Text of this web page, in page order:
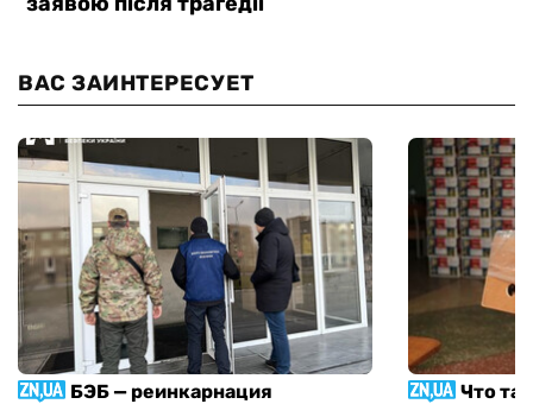
ВАС ЗАИНТЕРЕСУЕТ
БЭБ — реинкарнация
Что